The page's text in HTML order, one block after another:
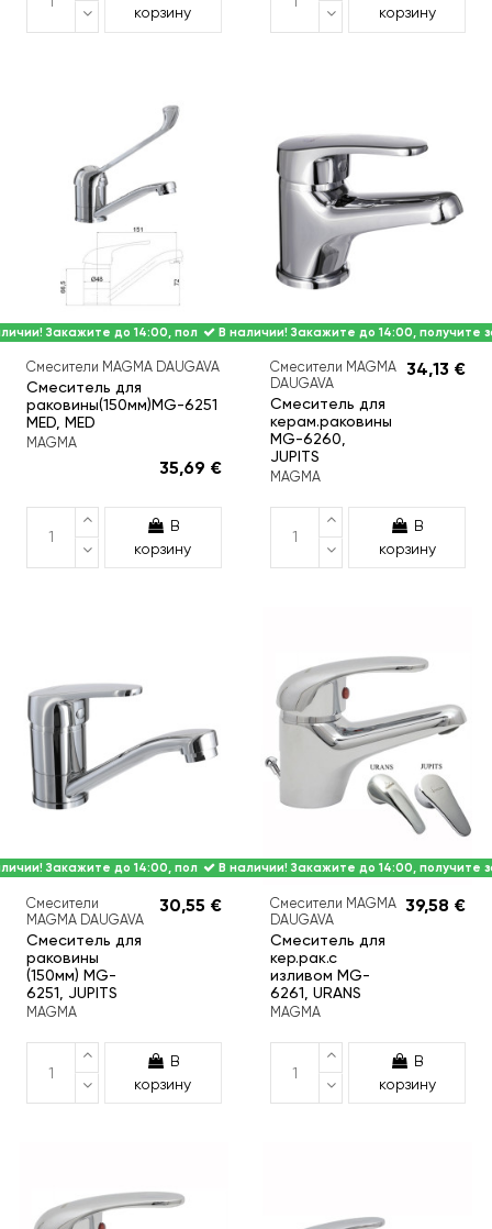
корзину
корзину
Закажите до 14:00, получите завтра.
Смесители MAGMA DAUGAVA
Смеситель для
раковины(150мм)MG-6251
MED, MED
MAGMA
35,69 €
В
корзину
В наличии! Закажите до 14:00, получите
Смесители MAGMA
DAUGAVA
Смеситель для
керам.раковины
MG-6260,
JUPITS
MAGMA
34,13 €
В
корзину
Закажите до 14:00, получите завтра.
Смесители
MAGMA DAUGAVA
Смеситель для
раковины
(150мм) MG-
6251, JUPITS
MAGMA
30,55 €
В
корзину
В наличии! Закажите до 14:00, получите
Смесители MAGMA
DAUGAVA
Смеситель для
кер.рак.с
изливом MG-
6261, URANS
MAGMA
39,58 €
В
корзину